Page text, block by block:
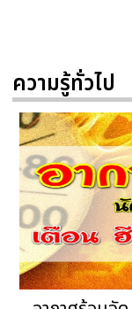
ความรู้ทั่วไป